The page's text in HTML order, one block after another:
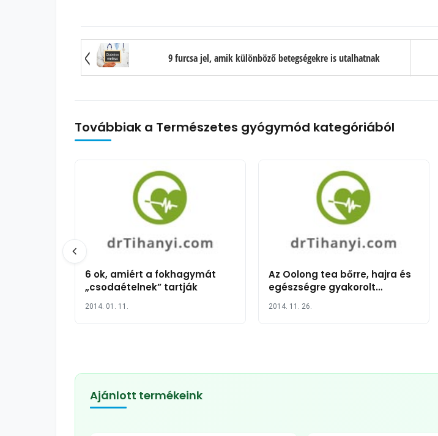
9 furcsa jel, amik különböző betegségekre is utalhatnak
Továbbiak a Természetes gyógymód kategóriából
6 ok, amiért a fokhagymát
„csodaételnek” tartják
2014. 01. 11.
Az Oolong tea bőrre, hajra és
egészségre gyakorolt
2014. 11. 26.
Ajánlott termékeink